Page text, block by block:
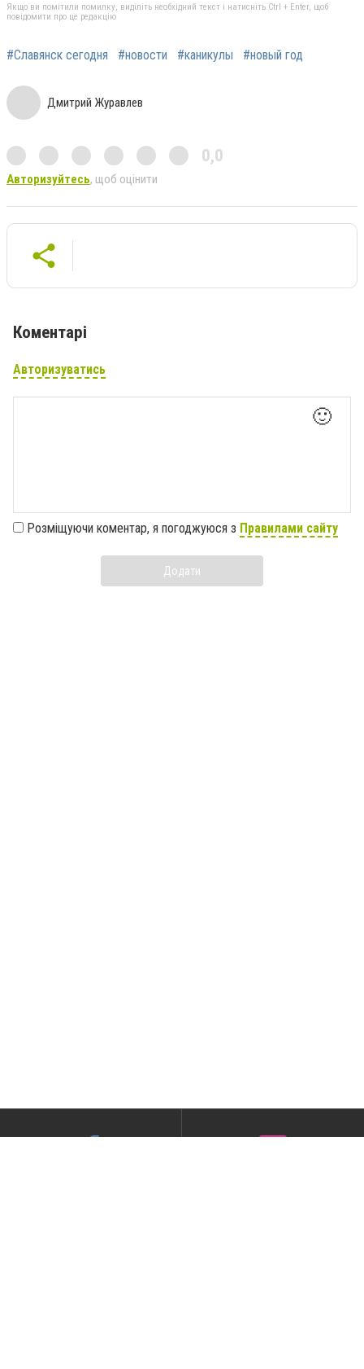
Якщо ви помітили помилку, виділіть необхідний текст і натисніть Ctrl + Enter, щоб
повідомити про це редакцію
#Славянск сегодня #новости #каникулы #новый год
Дмитрий Журавлев
0,0
Авторизуйтесь, щоб оцінити
Коментарі
Авторизуватись
🙂
Розміщуючи коментар, я погоджуюся з Правилами сайту
Додати